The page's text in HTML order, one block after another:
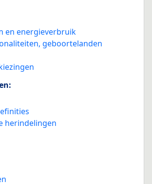
en energieverbruik
geboortelanden
herindelingen